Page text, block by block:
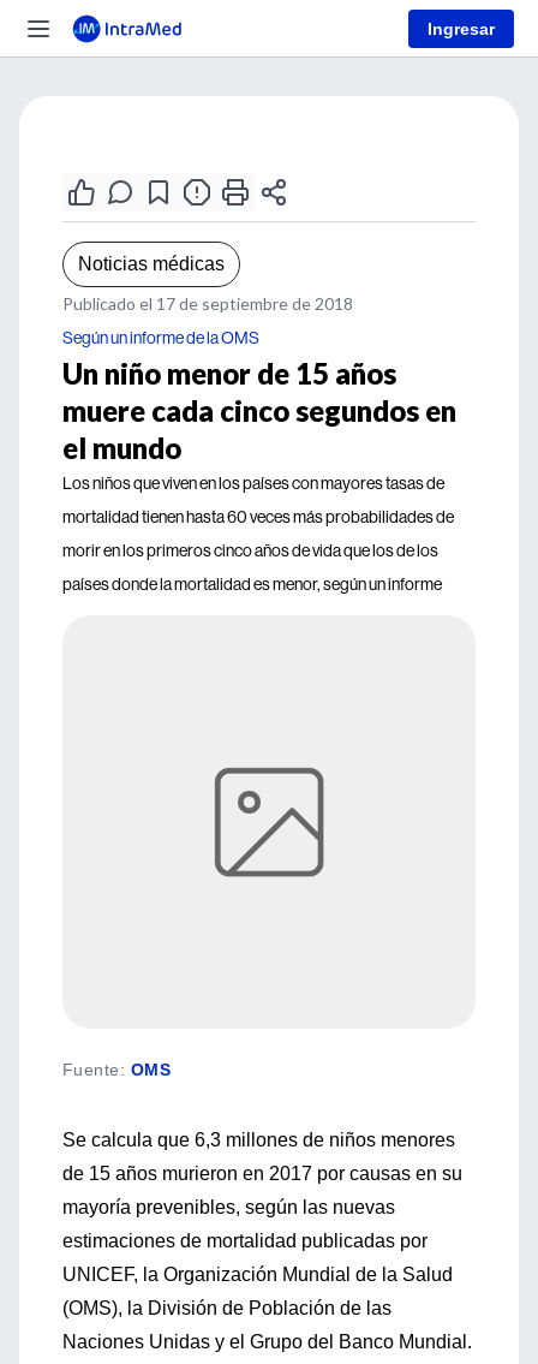
Ingresar
Noticias médicas
Publicado el 17 de septiembre de 2018
Según un informe de la OMS
Un niño menor de 15 años
muere cada cinco segundos en
el mundo
Los niños que viven en los países con mayores tasas de
mortalidad tienen hasta 60 veces más probabilidades de
morir en los primeros cinco años de vida que los de los
países donde la mortalidad es menor, según un informe
Fuente: OMS
Se calcula que 6,3 millones de niños menores
de 15 años murieron en 2017 por causas en su
mayoría prevenibles, según las nuevas
estimaciones de mortalidad publicadas por
UNICEF, la Organización Mundial de la Salud
(OMS), la División de Población de las
Naciones Unidas y el Grupo del Banco Mundial.